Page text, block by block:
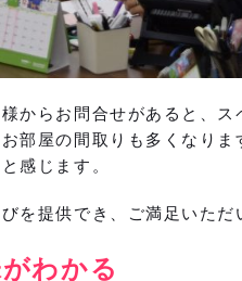
からお問合せがあると、ス
部屋の間取りも多くなり
感じます。
を提供でき、ご満足いただ
わかる